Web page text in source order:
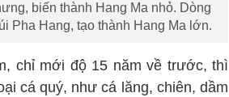
biến thành Hang Ma nhỏ. Dòng
Pha Hang, tạo thành Hang Ma lớn.
chỉ mới độ 15 năm về trước, thì
cá quý, như cá lăng, chiên, dầm